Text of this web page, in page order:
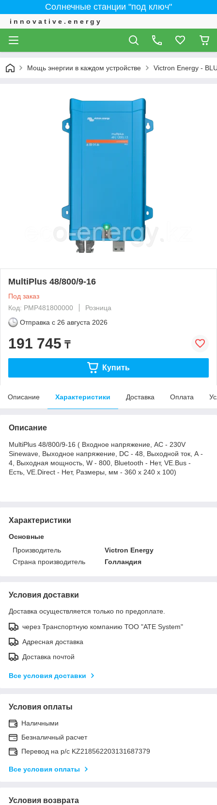
Солнечные станции "под ключ"
i n n o v a t i v e . e n e r g y
Мощь энергии в каждом устройстве Victron Energy -
MultiPlus 48/800/9-16
Под заказ
Код: PMP481800000
Розница
Отправка с 26 августа 2026
191 745 ₸
Купить
Описание Характеристики Доставка Оплата
Описание
MultiPlus 48/800/9-16 ( Входное напряжение, AC - 230V
Sinewave, Выходное напряжение, DC - 48, Выходной ток, А -
4, Выходная мощность, W - 800, Bluetooth - Нет, VE.Bus -
Есть, VE.Direct - Нет, Размеры, мм - 360 x 240 x 100)
Характеристики
Основные
Производитель
Victron Energy
Страна производитель
Голландия
Условия доставки
Доставка осуществляется только по предоплате.
через Транспортную компанию ТОО "ATE System"
Адресная доставка
Доставка почтой
Все условия доставки
Условия оплаты
Наличными
Безналичный расчет
Перевод на р/с KZ218562203131687379
Все условия оплаты
Условия возврата